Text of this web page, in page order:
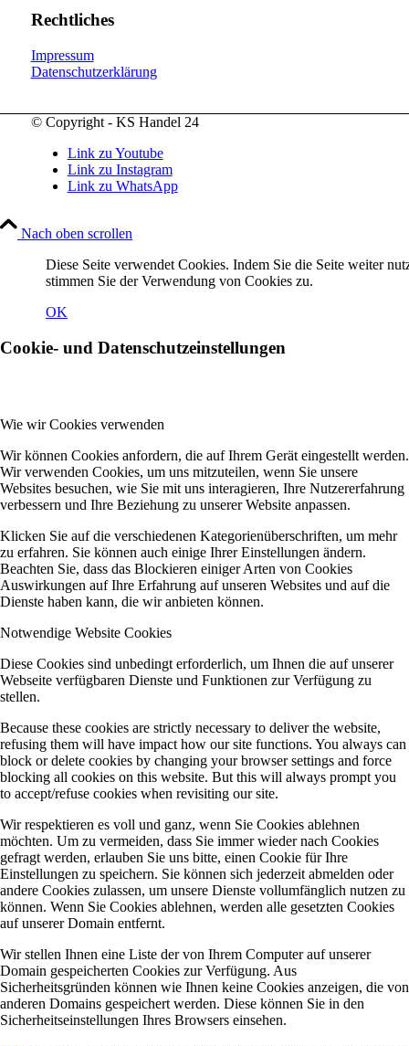
Rechtliches
Impressum
Datenschutzerklärung
© Copyright - KS Handel 24
Link zu Youtube
Link zu Instagram
Link zu WhatsApp
Nach oben scrollen
Diese Seite verwendet Cookies. Indem Sie die Seite weiter
stimmen Sie der Verwendung von Cookies zu.
OK
Cookie- und Datenschutzeinstellungen
Wie wir Cookies verwenden
Wir können Cookies anfordern, die auf Ihrem Gerät eingestellt werden.
Wir verwenden Cookies, um uns mitzuteilen, wenn Sie unsere
Websites besuchen, wie Sie mit uns interagieren, Ihre Nutzererfahrung
verbessern und Ihre Beziehung zu unserer Website anpassen.
Klicken Sie auf die verschiedenen Kategorienüberschriften, um mehr
zu erfahren. Sie können auch einige Ihrer Einstellungen ändern.
Beachten Sie, dass das Blockieren einiger Arten von Cookies
Auswirkungen auf Ihre Erfahrung auf unseren Websites und auf die
Dienste haben kann, die wir anbieten können.
Notwendige Website Cookies
Diese Cookies sind unbedingt erforderlich, um Ihnen die auf unserer
Webseite verfügbaren Dienste und Funktionen zur Verfügung zu
stellen.
Because these cookies are strictly necessary to deliver the website,
refusing them will have impact how our site functions. You always can
block or delete cookies by changing your browser settings and force
blocking all cookies on this website. But this will always prompt you
to accept/refuse cookies when revisiting our site.
Wir respektieren es voll und ganz, wenn Sie Cookies ablehnen
möchten. Um zu vermeiden, dass Sie immer wieder nach Cookies
gefragt werden, erlauben Sie uns bitte, einen Cookie für Ihre
Einstellungen zu speichern. Sie können sich jederzeit abmelden oder
andere Cookies zulassen, um unsere Dienste vollumfänglich nutzen zu
können. Wenn Sie Cookies ablehnen, werden alle gesetzten Cookies
auf unserer Domain entfernt.
Wir stellen Ihnen eine Liste der von Ihrem Computer auf unserer
Domain gespeicherten Cookies zur Verfügung. Aus
Sicherheitsgründen können wie Ihnen keine Cookies anzeigen, die von
anderen Domains gespeichert werden. Diese können Sie in den
Sicherheitseinstellungen Ihres Browsers einsehen.